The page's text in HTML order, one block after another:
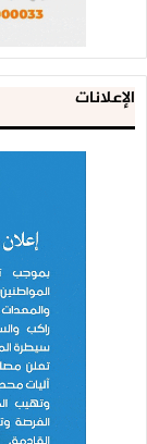
الإعلانات